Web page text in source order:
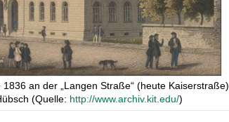
an der „Langen Straße“ (heute Kaiserstraße),
(Quelle: http://www.archiv.kit.edu/)